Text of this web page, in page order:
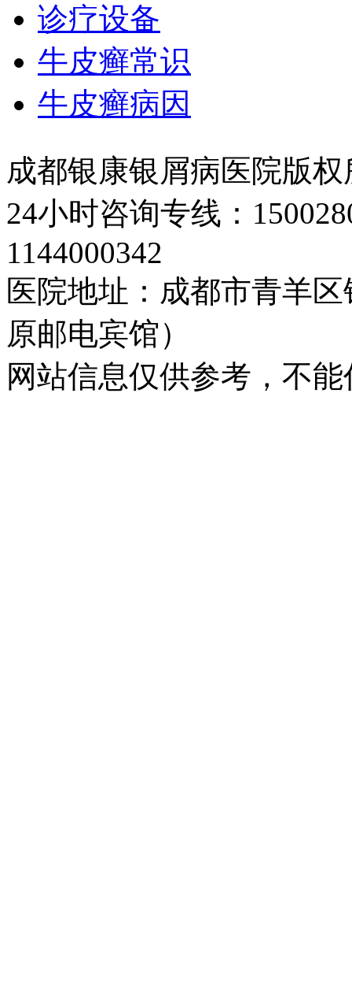
诊疗设备
牛皮癣常识
牛皮癣病因
成都银康银屑病医院版权
24小时咨询专线：
1144000342
医院地址：成都市青羊
原邮电宾馆）
网站信息仅供参考，不